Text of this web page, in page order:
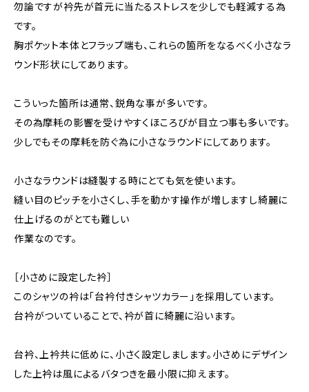
勿論ですが衿先が首元に当たるストレスを少しでも軽減する為
です。
胸ポケット本体とフラップ端も、これらの箇所をなるべく小さなラ
ウンド形状にしてあります。
こういった箇所は通常、鋭角な事が多いです。
その為摩耗の影響を受けやすくほころびが目立つ事も多いです。
少しでもその摩耗を防ぐ為に小さなラウンドにしてあります。
小さなラウンドは縫製する時にとても気を使います。
縫い目のピッチを小さくし、手を動かす操作が増しますし綺麗に
仕上げるのがとても難しい
作業なのです。
［小さめに設定した衿］
このシャツの衿は「台衿付きシャツカラー」を採用しています。
台衿がついていることで、衿が首に綺麗に沿います。
台衿、上衿共に低めに、小さく設定しまします。小さめにデザイン
した上衿は風によるバタつきを最小限に抑えます。